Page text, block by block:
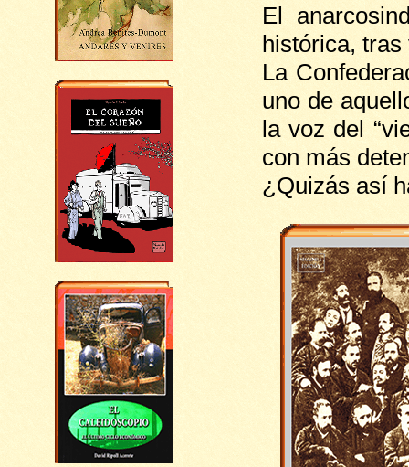
El
histórica,
La
uno de
la voz del
con más
¿Quizás así